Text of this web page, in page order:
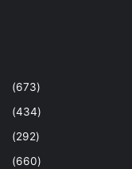
(673)
(434)
(292)
(660)